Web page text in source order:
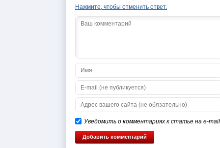
Нажмите, чтобы отменить ответ.
Уведомить о комментариях к статье на e-mail